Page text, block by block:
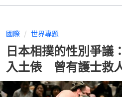
國際 世界專題
日本相撲的性別爭議
入土俵 曾有護士救